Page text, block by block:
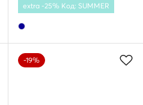
extra -25% Код: SUMMER
-19%